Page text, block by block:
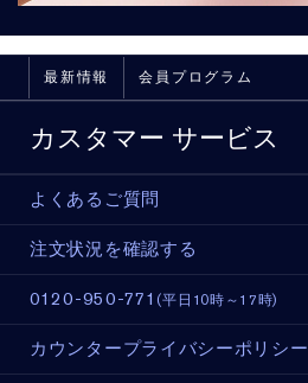
最新情報 会員プログラム
カスタマー サービス
よくあるご質問
注文状況を確認する
0120-950-771 (平日10時～17時)
カウンタープライバシーポリシー